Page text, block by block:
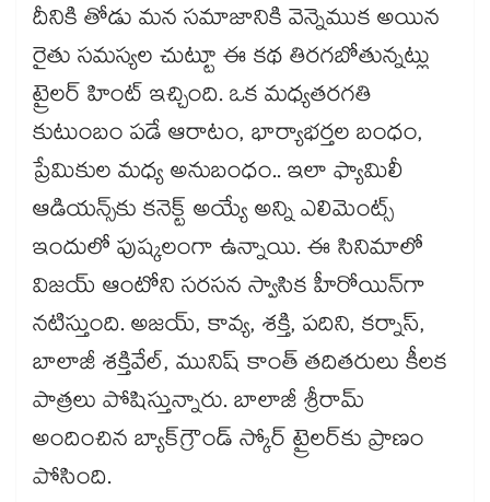
దీనికి తోడు మన సమాజానికి వెన్నెముక అయిన
రైతు సమస్యల చుట్టూ ఈ కథ తిరగబోతున్నట్లు
ట్రైలర్ హింట్ ఇచ్చింది. ఒక మధ్యతరగతి
కుటుంబం పడే ఆరాటం, భార్యాభర్తల బంధం,
ప్రేమికుల మధ్య అనుబంధం.. ఇలా ఫ్యామిలీ
ఆడియన్స్‌కు కనెక్ట్ అయ్యే అన్ని ఎలిమెంట్స్
ఇందులో పుష్కలంగా ఉన్నాయి. ఈ సినిమాలో
విజయ్ ఆంటోని సరసన స్వాసిక హీరోయిన్‌గా
నటిస్తుంది. అజయ్, కావ్య, శక్తి, పదిని, కర్నాస్,
బాలాజీ శక్తివేల్, మునిష్ కాంత్ తదితరులు కీలక
పాత్రలు పోషిస్తున్నారు. బాలాజీ శ్రీరామ్
అందించిన బ్యాక్‌గ్రౌండ్ స్కోర్ ట్రైలర్‌కు ప్రాణం
పోసింది.